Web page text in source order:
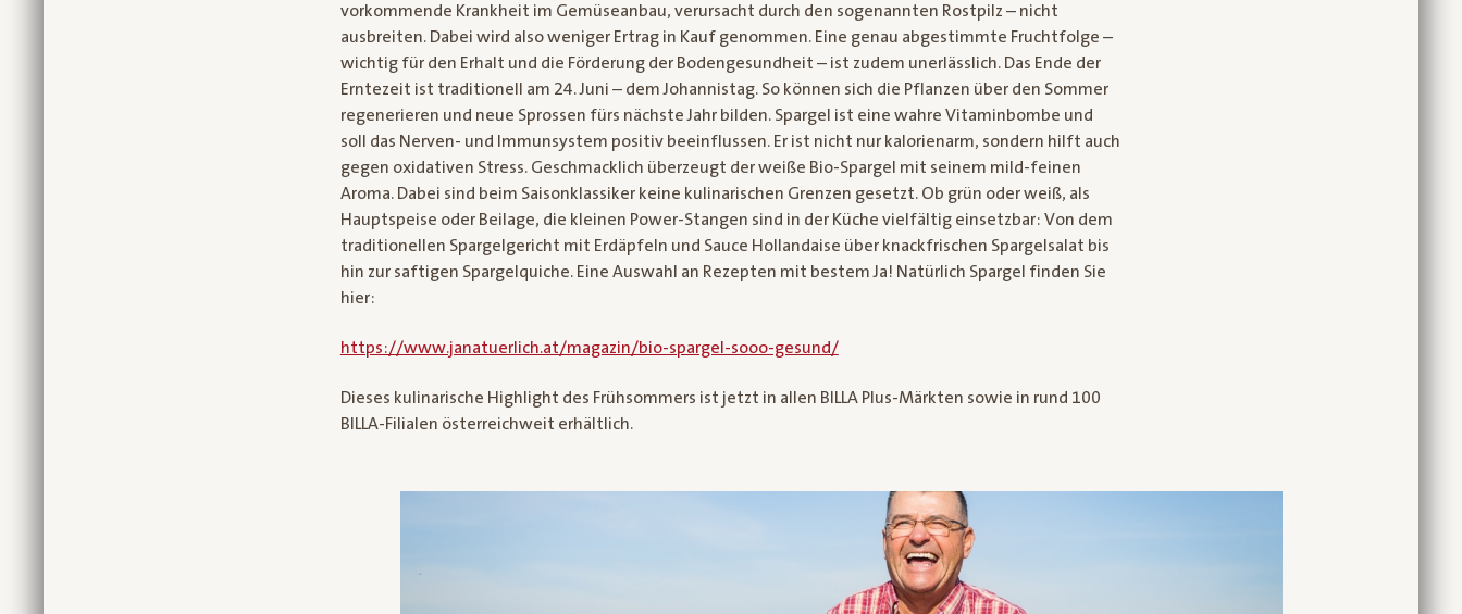
vorkommende Krankheit im Gemüseanbau, verursacht durch den sogenannten Rostpilz – nicht
ausbreiten. Dabei wird also weniger Ertrag in Kauf genommen. Eine genau abgestimmte Fruchtfolge –
wichtig für den Erhalt und die Förderung der Bodengesundheit – ist zudem unerlässlich. Das Ende der
Erntezeit ist traditionell am 24. Juni – dem Johannistag. So können sich die Pflanzen über den Sommer
regenerieren und neue Sprossen fürs nächste Jahr bilden. Spargel ist eine wahre Vitaminbombe und
soll das Nerven- und Immunsystem positiv beeinflussen. Er ist nicht nur kalorienarm, sondern hilft auch
gegen oxidativen Stress. Geschmacklich überzeugt der weiße Bio-Spargel mit seinem mild-feinen
Aroma. Dabei sind beim Saisonklassiker keine kulinarischen Grenzen gesetzt. Ob grün oder weiß, als
Hauptspeise oder Beilage, die kleinen Power-Stangen sind in der Küche vielfältig einsetzbar: Von dem
traditionellen Spargelgericht mit Erdäpfeln und Sauce Hollandaise über knackfrischen Spargelsalat bis
hin zur saftigen Spargelquiche. Eine Auswahl an Rezepten mit bestem Ja! Natürlich Spargel finden Sie
hier:
https://www.janatuerlich.at/magazin/bio-spargel-sooo-gesund/
Dieses kulinarische Highlight des Frühsommers ist jetzt in allen BILLA Plus-Märkten sowie in rund 100
BILLA-Filialen österreichweit erhältlich.